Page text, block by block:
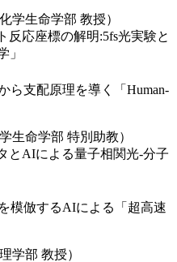
学生命学部 教授）
反応座標の解明:5fs光実験と
」
ら支配原理を導く「Human-
生命学部 特別助教）
とAIによる量子相関光-分子
模倣するAIによる「超高速
学部 教授）